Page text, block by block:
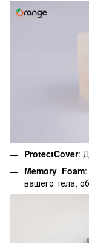
ProtectCover:
Memory Foam
вашего тела,